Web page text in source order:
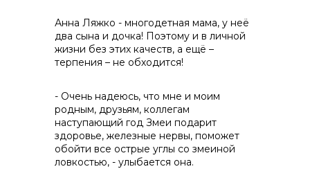
Анна Ляжко - многодетная мама, у неё
два сына и дочка! Поэтому и в личной
жизни без этих качеств, а ещё –
терпения – не обходится!
- Очень надеюсь, что мне и моим
родным, друзьям, коллегам
наступающий год Змеи подарит
здоровье, железные нервы, поможет
обойти все острые углы со змеиной
ловкостью, - улыбается она.